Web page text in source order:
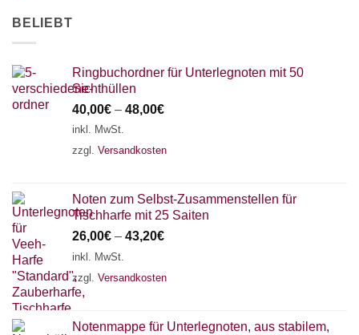
BELIEBT
Ringbuchordner für Unterlegnoten mit 50
Sichthüllen
40,00€ – 48,00€
inkl. MwSt.
zzgl. Versandkosten
Noten zum Selbst-Zusammenstellen für
Tischharfe mit 25 Saiten
26,00€ – 43,20€
inkl. MwSt.
zzgl. Versandkosten
Notenmappe für Unterlegnoten, aus stabilem,